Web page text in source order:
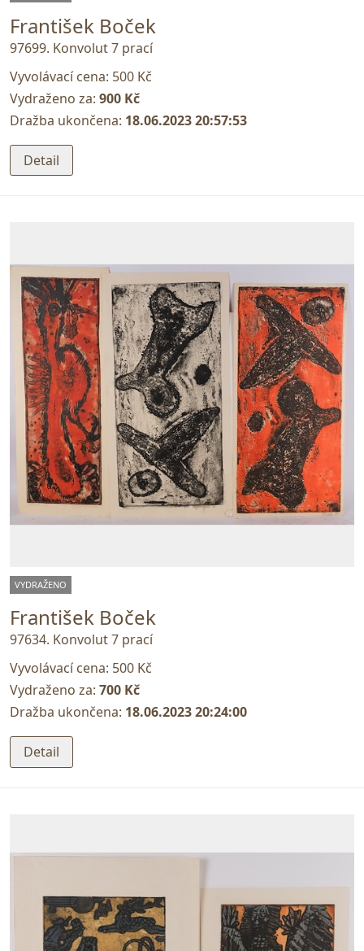
František Boček
97699. Konvolut 7 prací
Vyvolávací cena: 500 Kč
Vydraženo za: 900 Kč
Dražba ukončena: 18.06.2023 20:57:53
Detail
VYDRAŽENO
František Boček
97634. Konvolut 7 prací
Vyvolávací cena: 500 Kč
Vydraženo za: 700 Kč
Dražba ukončena: 18.06.2023 20:24:00
Detail